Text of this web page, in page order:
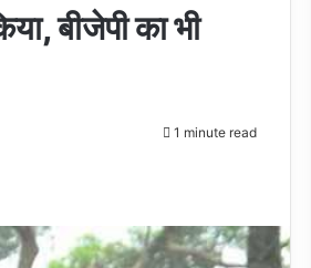
बीजेपी का भी
1 minute read